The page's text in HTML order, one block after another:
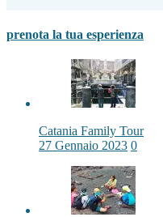
prenota la tua esperienza
Catania Family Tour
27 Gennaio 2023 0